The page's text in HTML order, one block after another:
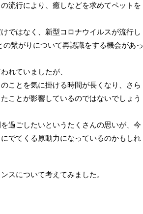
流行により、癒しなどを求めてペットを
ではなく、新型コロナウイルスが流行し
の繋がりについて再認識をする機会があっ
れていましたが、
ことを気に掛ける時間が長くなり、さら
ことが影響しているのではないでしょう
過ごしたいというたくさんの思いが、今
でてくる原動力になっているのかもしれ
スについて考えてみました。